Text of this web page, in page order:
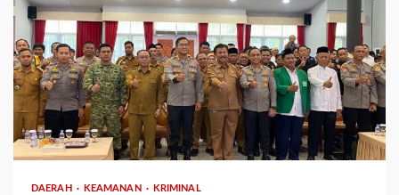
2 min read
DAERAH KEAMANAN KRIMINAL